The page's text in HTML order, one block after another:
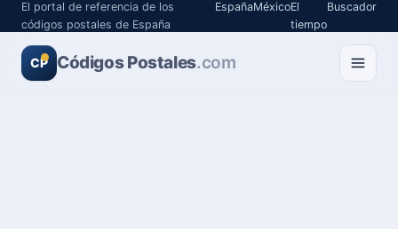
El portal de referencia de los
códigos postales de España
EspañaMéxicoEl
tiempo
Buscador
CP Códigos Postales.com